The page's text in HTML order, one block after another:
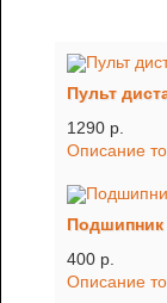
Пульт
1290 p.
Описание
Подшипник
400 p.
Описание